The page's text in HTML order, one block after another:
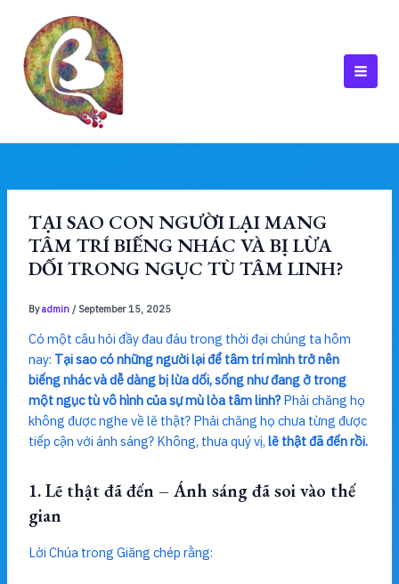
content
TẠI SAO CON NGƯỜI LẠI MANG
TÂM TRÍ BIẾNG NHÁC VÀ BỊ LỪA
DỐI TRONG NGỤC TÙ TÂM LINH?
Byadmin / September 15, 2025
Có một câu hỏi đầy đau đáu trong thời đại chúng ta hôm
nay: Tại sao có những người lại để tâm trí mình trở nên
biếng nhác và dễ dàng bị lừa dối, sống như đang ở trong
một ngục tù vô hình của sự mù lòa tâm linh?Phải chăng họ
không được nghe về lẽ thật? Phải chăng họ chưa từng được
tiếp cận với ánh sáng? Không, thưa quý vị, lẽ thật đã đến rồi.
1. Lẽ thật đã đến – Ánh sáng đã soi vào thế
gian
Lời Chúa trong Giăng chép rằng: